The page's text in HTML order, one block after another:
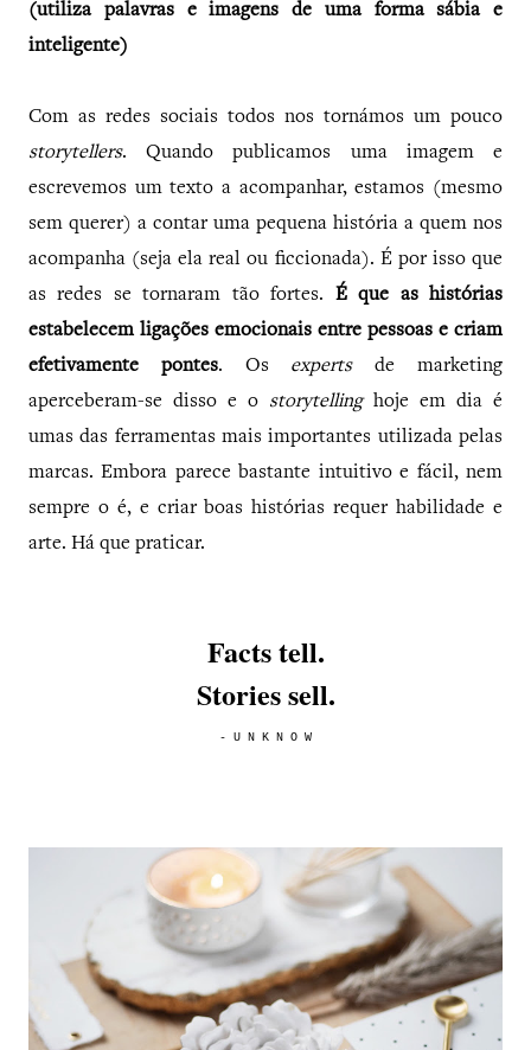
(utiliza palavras e imagens de uma forma sábia e
inteligente)
Com as redes sociais todos nos tornámos um pouco
storytellers. Quando publicamos uma imagem e
escrevemos um texto a acompanhar, estamos (mesmo
sem querer) a contar uma pequena história a quem nos
acompanha (seja ela real ou ficcionada). É por isso que
as redes se tornaram tão fortes. É que as histórias
estabelecem ligações emocionais entre pessoas e criam
efetivamente pontes. Os expertsde marketing
aperceberam-se disso e o storytellinghoje em dia é
umas das ferramentas mais importantes utilizada pelas
marcas. Embora parece bastante intuitivo e fácil, nem
sempre o é, e criar boas histórias requer habilidade e
arte. Há que praticar.
Facts tell.
Stories sell.
- U N K N O W